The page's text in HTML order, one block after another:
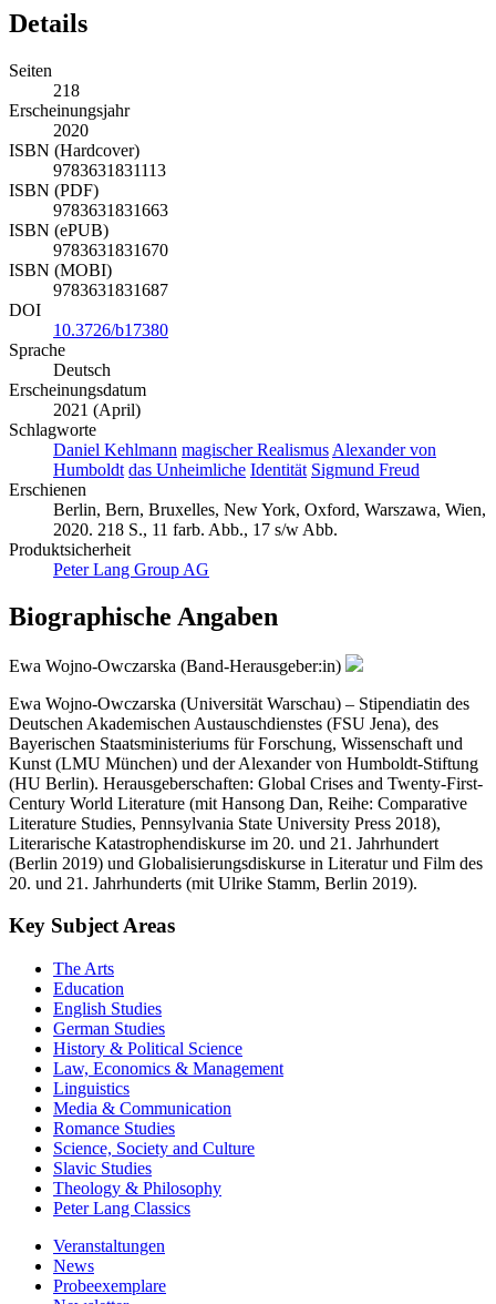
Details
Seiten
218
Erscheinungsjahr
2020
ISBN (Hardcover)
9783631831113
ISBN (PDF)
9783631831663
ISBN (ePUB)
9783631831670
ISBN (MOBI)
9783631831687
DOI
10.3726/b17380
Sprache
Deutsch
Erscheinungsdatum
2021 (April)
Schlagworte
Daniel Kehlmann magischer Realismus Alexander von
Humboldt das Unheimliche Identität Sigmund Freud
Erschienen
Berlin, Bern, Bruxelles, New York, Oxford, Warszawa, Wien,
2020. 218 S., 11 farb. Abb., 17 s/w Abb.
Produktsicherheit
Peter Lang Group AG
Biographische Angaben
Ewa Wojno-Owczarska (Band-Herausgeber:in)
Ewa Wojno-Owczarska (Universität Warschau) – Stipendiatin des
Deutschen Akademischen Austauschdienstes (FSU Jena), des
Bayerischen Staatsministeriums für Forschung, Wissenschaft und
Kunst (LMU München) und der Alexander von Humboldt-Stiftung
(HU Berlin). Herausgeberschaften: Global Crises and Twenty-First-
Century World Literature (mit Hansong Dan, Reihe: Comparative
Literature Studies, Pennsylvania State University Press 2018),
Literarische Katastrophendiskurse im 20. und 21. Jahrhundert
(Berlin 2019) und Globalisierungsdiskurse in Literatur und Film des
20. und 21. Jahrhunderts (mit Ulrike Stamm, Berlin 2019).
Key Subject Areas
The Arts
Education
English Studies
German Studies
History & Political Science
Law, Economics & Management
Linguistics
Media & Communication
Romance Studies
Science, Society and Culture
Slavic Studies
Theology & Philosophy
Peter Lang Classics
Veranstaltungen
News
Probeexemplare